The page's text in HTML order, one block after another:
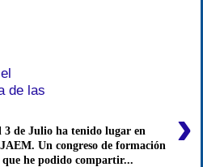
de las
›
3 de Julio ha tenido lugar en
Un congreso de formación
he podido compartir...